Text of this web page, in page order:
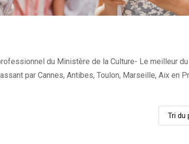
du Ministère de la Culture- Le meilleur
par Cannes, Antibes, Toulon, Marseille, Aix en